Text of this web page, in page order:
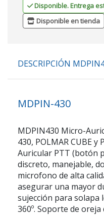
Disponible. Entrega
Disponible en tienda
DESCRIPCIÓN
MDPIN-430
MDPIN430 Micro-
430, POLMAR CUBE y
Auricular PTT (botón
discreto, manejable,
microfono de alta
asegurar una mayor
sujección para solapa
360º. Soporte de